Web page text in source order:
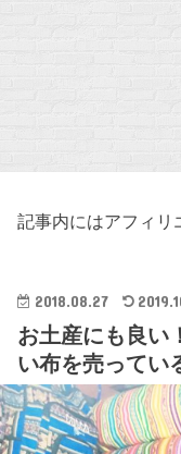
記事内にはアフィリ
2018.08.27
お土産にも良い
い布を売ってい